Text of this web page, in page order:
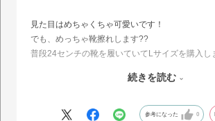
見た目はめちゃくちゃ可愛いです！
でも、めっちゃ靴擦れします??
普段24センチの靴を履いていてLサイズを購入し
靴が擦れて水脹れができてしまいました…付属の
が高いものなのでしょうがないとは思いますが、
続きを読む
参考になった 0